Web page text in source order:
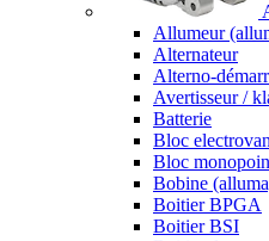
Allumeur
Alternateur
Alterno-
Avertisseur /
Batterie
Bloc
Bloc
Bobine
Boitier BPGA
Boitier BSI